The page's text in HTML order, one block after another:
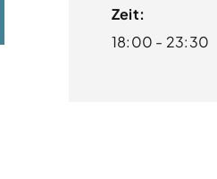
Zeit:
18:00 - 23:30